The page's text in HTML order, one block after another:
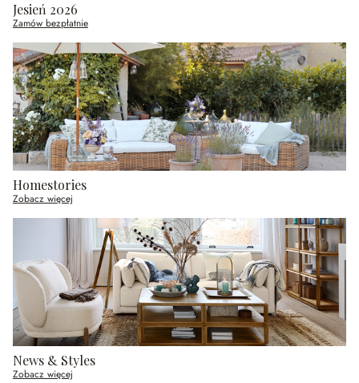
Jesień 2026
Zamów bezpłatnie
Homestories
Zobacz więcej
News & Styles
Zobacz więcej